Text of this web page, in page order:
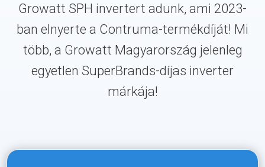
Growatt SPH invertert adunk, ami 2023-
ban elnyerte a Contruma-termékdíját! Mi
több, a Growatt Magyarország jelenleg
egyetlen SuperBrands-díjas inverter
márkája!